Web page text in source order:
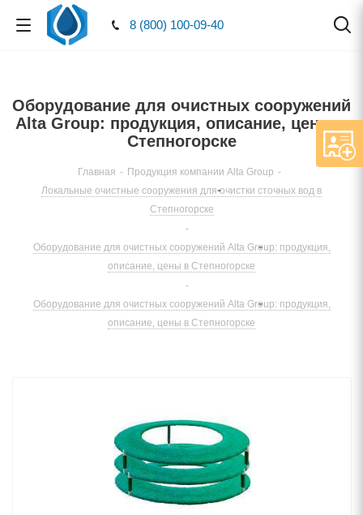
8 (800) 100-09-40
Оборудование для очистных сооружений
Alta Group: продукция, описание, цены в
Степногорске
Главная - Продукция компании Alta Group -
Локальные очистные сооружения для очистки сточных вод в
Степногорске
-
Оборудование для очистных сооружений Alta Group: продукция,
описание, цены в Степногорске
-
Оборудование для очистных сооружений Alta Group: продукция,
описание, цены в Степногорске